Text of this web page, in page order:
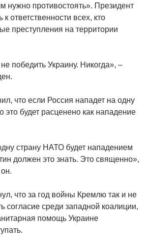
нужно противостоять». Президент
ответственности всех, кто
преступления на территории
победить Украину. Никогда», –
что если Россия нападет на одну
это будет расценено как нападение
страну НАТО будет нападением
должен это знать. Это священно»,
что за год войны Кремлю так и не
согласие среди западной коалиции,
помощь Украине